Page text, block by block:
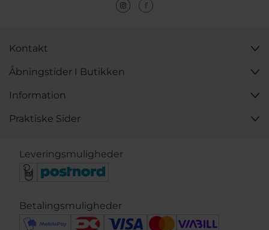
Kontakt
Åbningstider I Butikken
Information
Praktiske Sider
Leveringsmuligheder
Betalingsmuligheder